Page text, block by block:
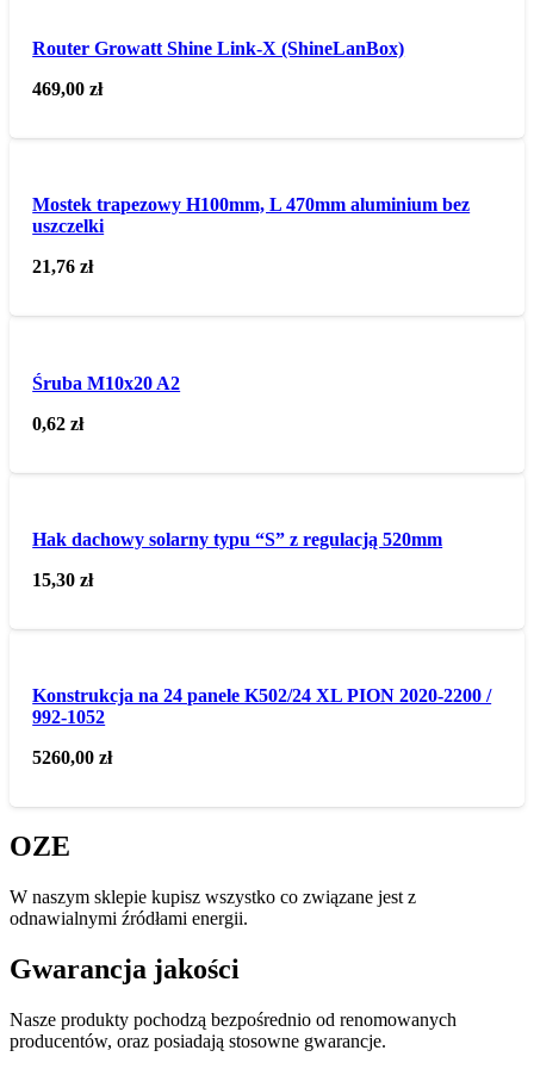
Router Growatt Shine Link-X (ShineLanBox)
469,00zł
Mostek trapezowy H100mm, L 470mm aluminium bez
uszczelki
21,76zł
Śruba M10x20 A2
0,62zł
Hak dachowy solarny typu “S” z regulacją 520mm
15,30zł
Konstrukcja na 24 panele K502/24 XL PION 2020-2200 /
992-1052
5260,00zł
OZE
W naszym sklepie kupisz wszystko co związane jest z
odnawialnymi źródłami energii.
Gwarancja jakości
Nasze produkty pochodzą bezpośrednio od renomowanych
producentów, oraz posiadają stosowne gwarancje.